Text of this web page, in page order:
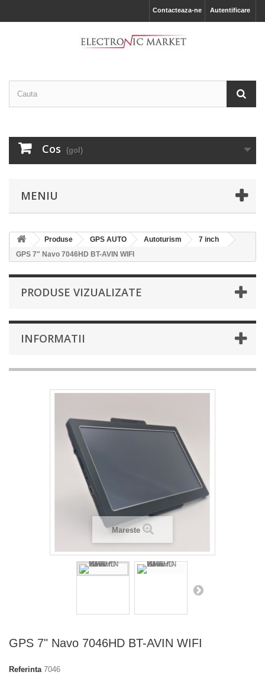
Autentificare
Contacteaza-ne
Cos (gol)
MENIU
Produse GPS AUTO Autoturism
7 inch
GPS 7" Navo 7046HD BT-AVIN WIFI
PRODUSE VIZUALIZATE
INFORMATII
Mareste
GPS 7" Navo 7046HD BT-AVIN WIFI
Referinta 7046